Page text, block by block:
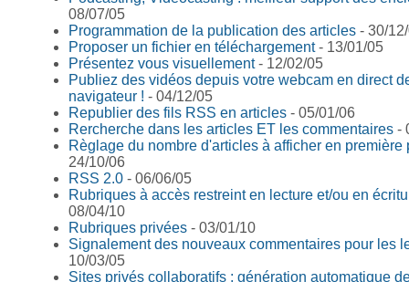
08/07/05
Programmation de la publication des articles - 30/
Proposer un fichier en téléchargement- 13/01/05
Présentez vous visuellement- 12/02/05
Publiez des vidéos depuis votre webcam en direct
navigateur ! - 04/12/05
Republier des fils RSS en articles - 05/01/06
Rercherche dans les articles ET les commentaires -
Règlage du nombre d'articles à afficher en première
24/10/06
RSS 2.0 - 06/06/05
Rubriques à accès restreint en lecture et/ou en
08/04/10
Rubriques privées - 03/01/10
Signalement des nouveaux commentaires pour les
10/03/05
Sites privés collaboratifs : génération automatique